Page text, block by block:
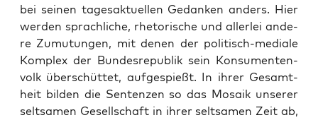
bei sei­nen tages­ak­tu­el­len Gedan­ken anders. Hier
wer­den sprach­li­che, rhe­to­ri­sche und aller­lei ande­
re Zumu­tun­gen, mit denen der poli­tisch-media­le
Kom­plex der Bun­des­re­pu­blik sein Kon­su­men­ten­
volk über­schüt­tet, auf­ge­spießt. In ihrer Gesamt­
heit bil­den die Sen­ten­zen so das Mosa­ik unse­rer
selt­sa­men Gesell­schaft in ihrer selt­sa­men Zeit ab,